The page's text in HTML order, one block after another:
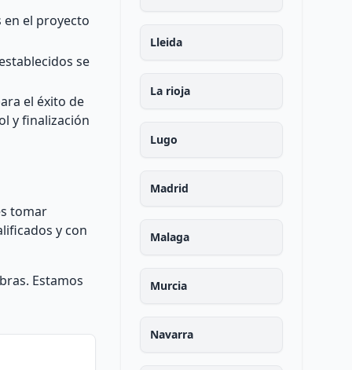
el proyecto
se
el éxito de
y finalización
tomar
y con
Estamos
Lleida
La rioja
Lugo
Madrid
Malaga
Murcia
Navarra